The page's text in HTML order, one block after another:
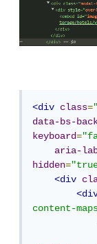
<div class=
data-bs-
keyboard=
aria-
hidden=
<div
content-